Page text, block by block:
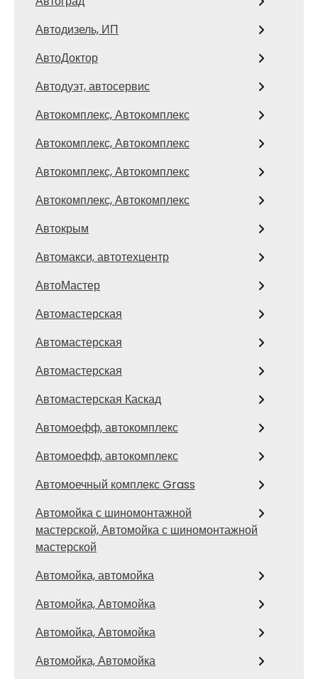
Автодизель, ИП
АвтоДоктор
Автодуэт, автосервис
Автокомплекс, Автокомплекс
Автокомплекс, Автокомплекс
Автокомплекс, Автокомплекс
Автокомплекс, Автокомплекс
Автокрым
Автомакси, автотехцентр
АвтоМастер
Автомастерская
Автомастерская
Автомастерская
Автомастерская Каскад
Автомоефф, автокомплекс
Автомоефф, автокомплекс
Автомоечный комплекс Grass
Автомойка с шиномонтажной
мастерской, Автомойка с шиномонтажной
мастерской
Автомойка, автомойка
Автомойка, Автомойка
Автомойка, Автомойка
Автомойка, Автомойка